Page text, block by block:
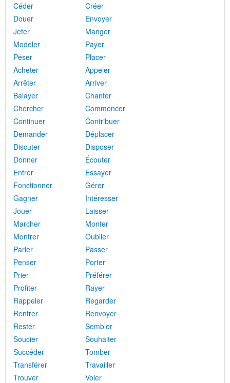
Céder
Créer
Douer
Envoyer
Jeter
Manger
Modeler
Payer
Peser
Placer
Acheter
Appeler
Arrêter
Arriver
Balayer
Chanter
Chercher
Commencer
Continuer
Contribuer
Demander
Déplacer
Discuter
Disposer
Donner
Écouter
Entrer
Essayer
Fonctionner
Gérer
Gagner
Intéresser
Jouer
Laisser
Marcher
Monter
Montrer
Oublier
Parler
Passer
Penser
Porter
Prier
Préférer
Profiter
Rayer
Rappeler
Regarder
Rentrer
Renvoyer
Rester
Sembler
Soucier
Souhaiter
Succéder
Tomber
Transférer
Travailler
Trouver
Voler